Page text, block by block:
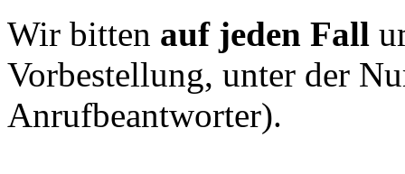
Wir bitten auf jeden Fall
Vorbestellung, unter der
Anrufbeantworter).